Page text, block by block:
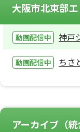
大阪市北東部
神戸
ちさ
アーカイブ（